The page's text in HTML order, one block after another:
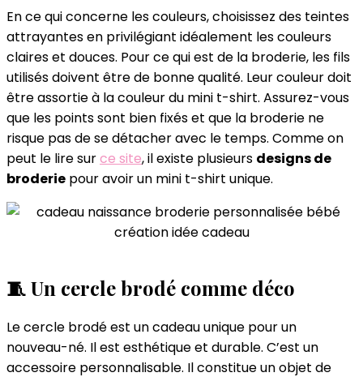
En ce qui concerne les couleurs, choisissez des teintes
attrayantes en privilégiant idéalement les couleurs
claires et douces. Pour ce qui est de la broderie, les fils
utilisés doivent être de bonne qualité. Leur couleur doit
être assortie à la couleur du mini t-shirt. Assurez-vous
que les points sont bien fixés et que la broderie ne
risque pas de se détacher avec le temps. Comme on
peut le lire surce site, il existe plusieurs designs de
broderie pour avoir un mini t-shirt unique.
🧵 Un cercle brodé comme déco
Le cercle brodé est un cadeau unique pour un
nouveau-né. Il est esthétique et durable. C’est un
accessoire personnalisable. Il constitue un objet de